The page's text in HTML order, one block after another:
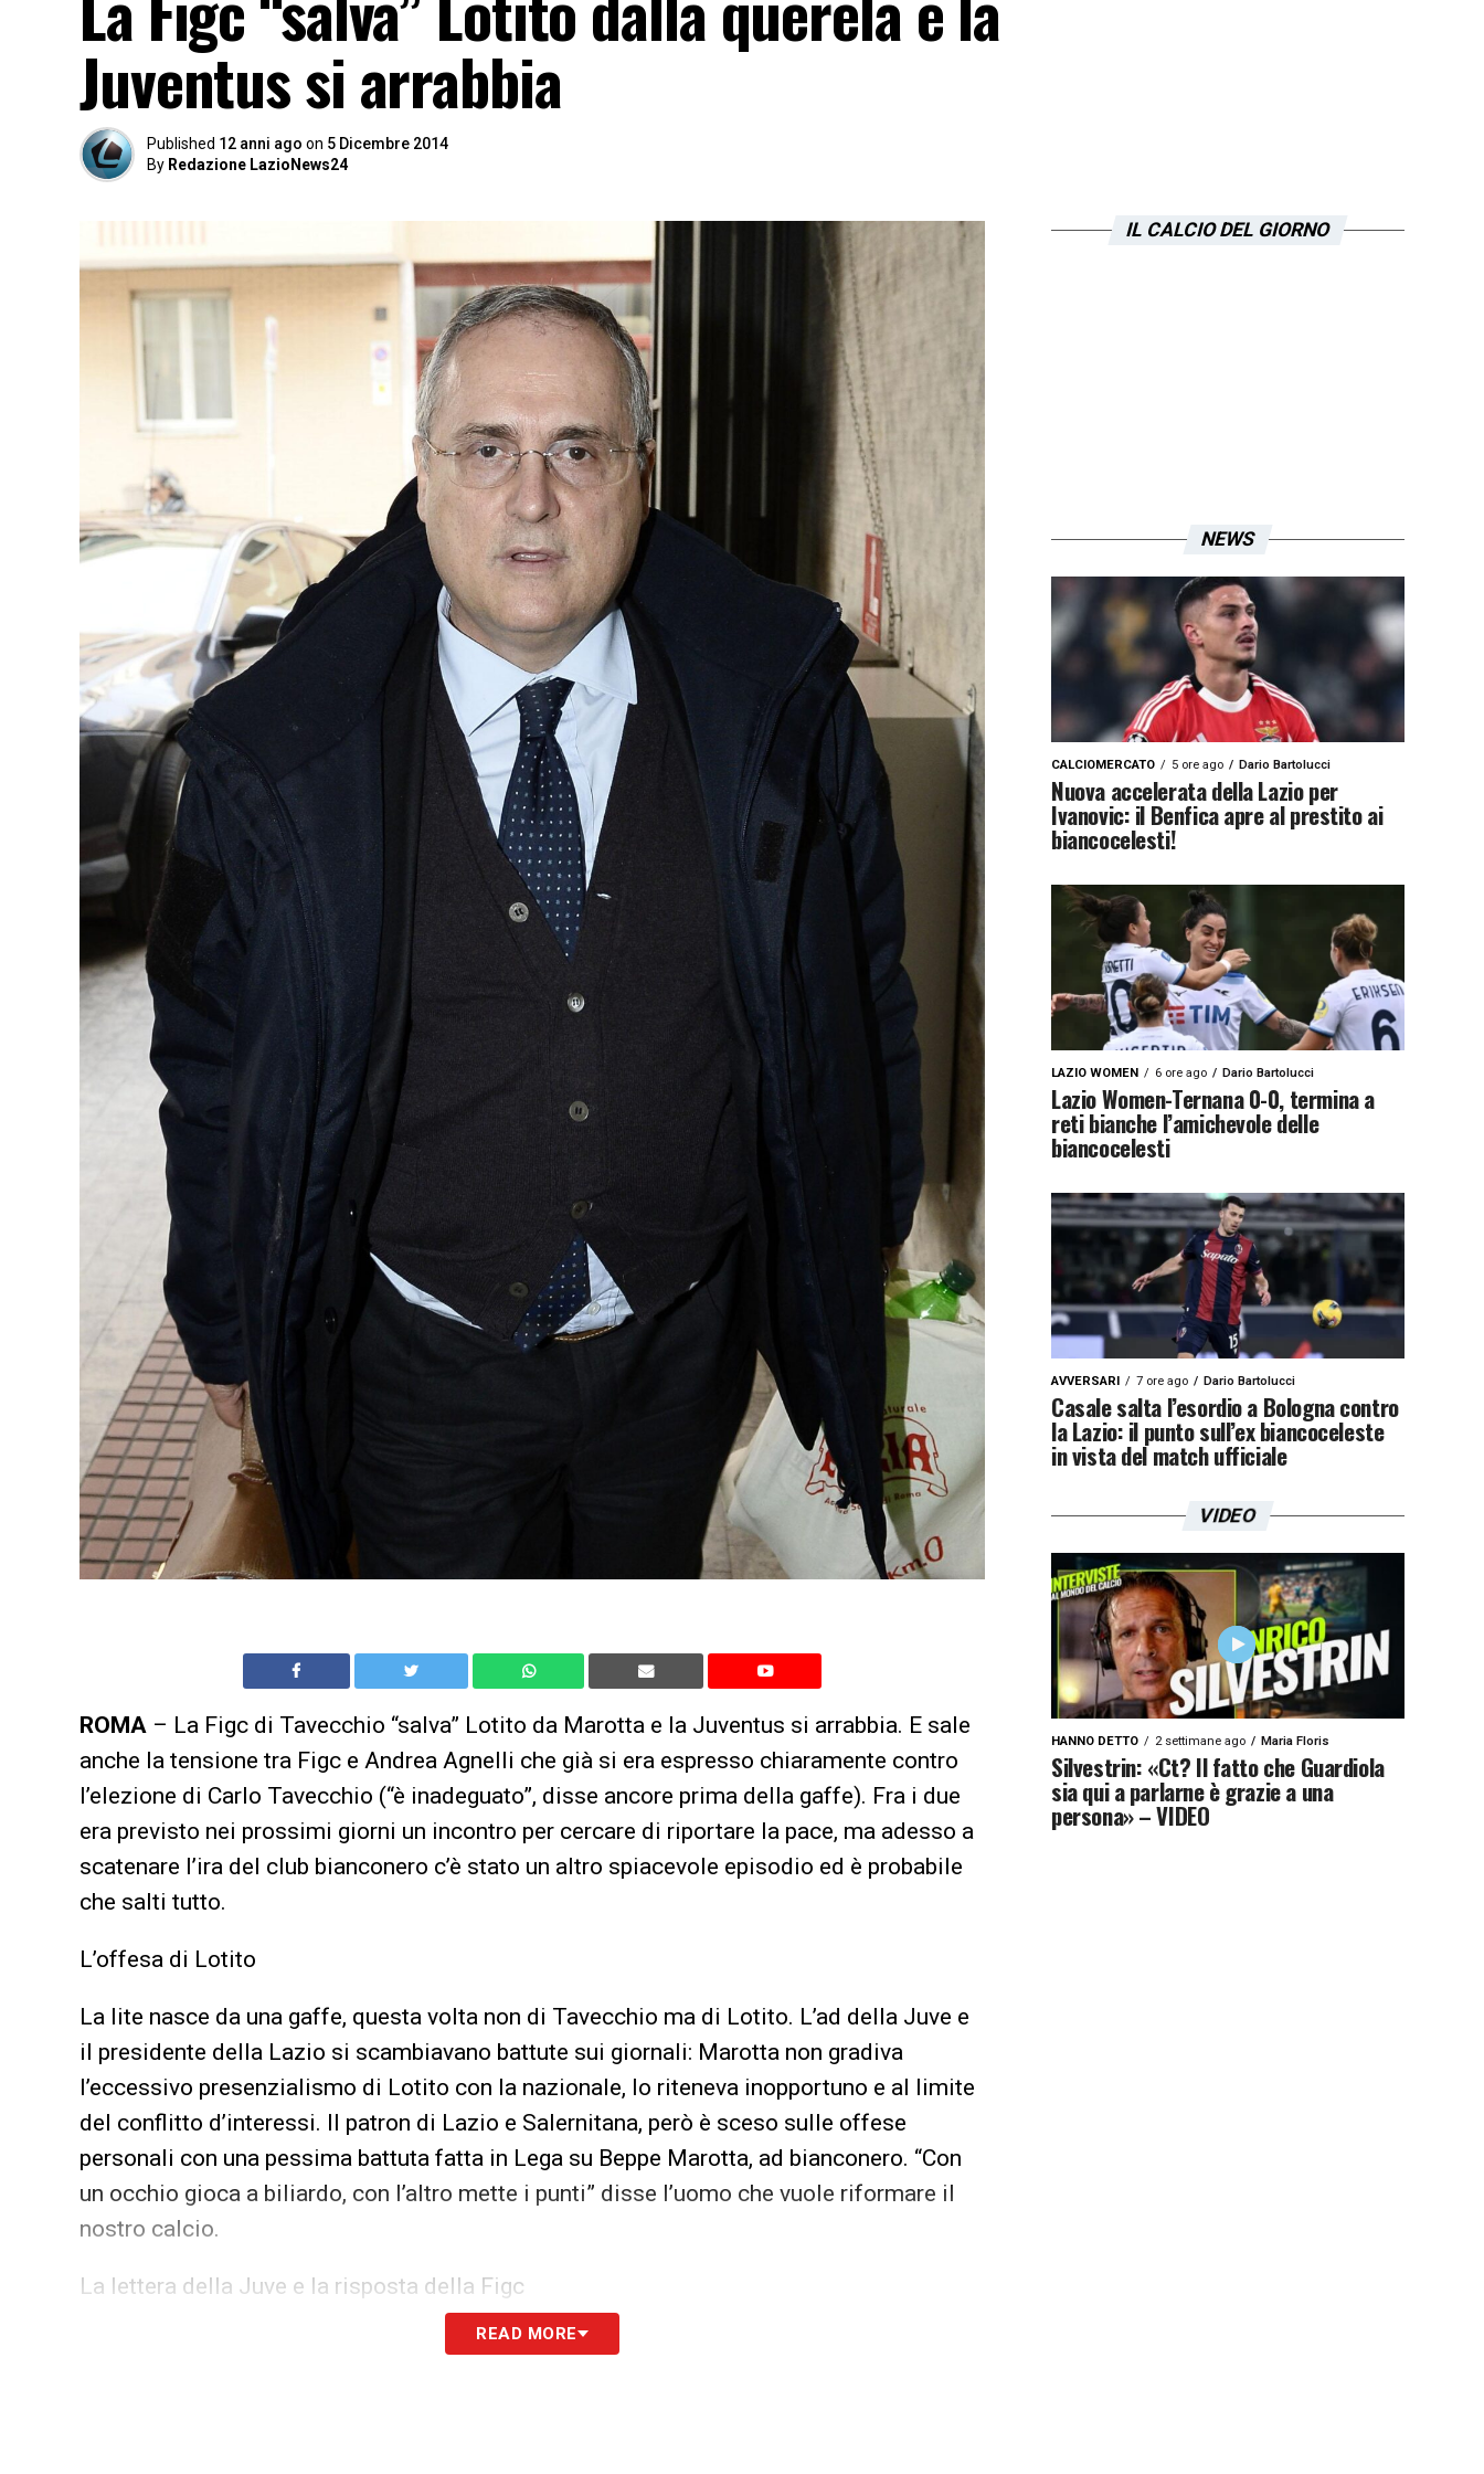
Juventus si arrabbia
Published 12 anni ago on 5 Dicembre 2014
By Redazione LazioNews24
ROMA – La Figc di Tavecchio “salva” Lotito da Marotta e la Juventus si arrabbia. E sale
anche la tensione tra Figc e Andrea Agnelli che già si era espresso chiaramente contro
l’elezione di Carlo Tavecchio (“è inadeguato”, disse ancore prima della gaffe). Fra i due
era previsto nei prossimi giorni un incontro per cercare di riportare la pace, ma adesso a
scatenare l’ira del club bianconero c’è stato un altro spiacevole episodio ed è probabile
che salti tutto.
L’offesa di Lotito
La lite nasce da una gaffe, questa volta non di Tavecchio ma di Lotito. L’ad della Juve e
il presidente della Lazio si scambiavano battute sui giornali: Marotta non gradiva
l’eccessivo presenzialismo di Lotito con la nazionale, lo riteneva inopportuno e al limite
del conflitto d’interessi. Il patron di Lazio e Salernitana, però è sceso sulle offese
personali con una pessima battuta fatta in Lega su Beppe Marotta, ad bianconero. “Con
un occhio gioca a biliardo, con l’altro mette i punti” disse l’uomo che vuole riformare il
nostro calcio.
La lettera della Juve e la risposta della Figc
Cattivo gusto, come anche l’atteggiamento nei mesi successivi di non chiedere mai
READ MORE
IL CALCIO DEL GIORNO
NEWS
CALCIOMERCATO 5 ore ago Dario Bartolucci
Nuova accelerata della Lazio per
Ivanovic: il Benfica apre al prestito ai
biancocelesti!
LAZIO WOMEN 6 ore ago Dario Bartolucci
Lazio Women-Ternana 0-0, termina a
reti bianche l’amichevole delle
biancocelesti
AVVERSARI 7 ore ago Dario Bartolucci
Casale salta l’esordio a Bologna contro
la Lazio: il punto sull’ex biancoceleste
in vista del match ufficiale
VIDEO
HANNO DETTO 2 settimane ago Maria Floris
Silvestrin: «Ct? Il fatto che Guardiola
sia qui a parlarne è grazie a una
persona» – VIDEO